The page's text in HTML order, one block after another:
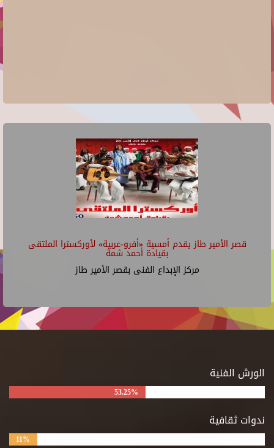
قصر الأمير طاز يقدم أمسية «أفرو-عربية» لأوركسترا الملتقى
بقيادة أحمد شمة
مركز الإبداع الفنى بقصر الأمير طاز
الورش الفنية
53.25%
ندوات ثقافية
11%